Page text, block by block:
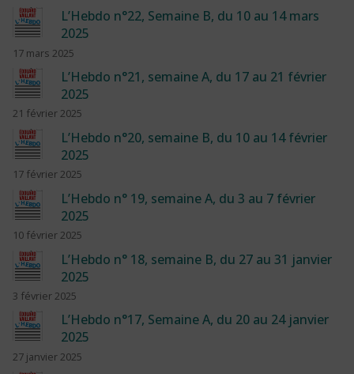
L’Hebdo n°22, Semaine B, du 10 au 14 mars
2025
17 mars 2025
L’Hebdo n°21, semaine A, du 17 au 21 février
2025
21 février 2025
L’Hebdo n°20, semaine B, du 10 au 14 février
2025
17 février 2025
L’Hebdo n° 19, semaine A, du 3 au 7 février
2025
10 février 2025
L’Hebdo n° 18, semaine B, du 27 au 31 janvier
2025
3 février 2025
L’Hebdo n°17, Semaine A, du 20 au 24 janvier
2025
27 janvier 2025